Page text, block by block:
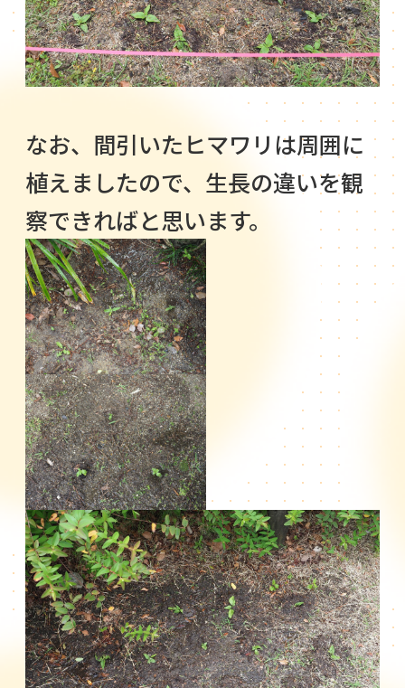
なお、間引いたヒマワリは周囲に
植えましたので、生長の違いを観
察できればと思います。